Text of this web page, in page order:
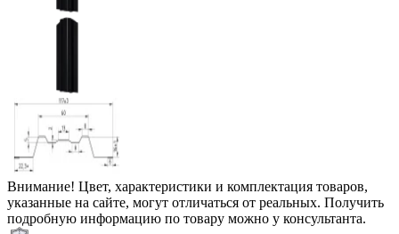
Внимание! Цвет, характеристики и комплектация товаров,
указанные на сайте, могут отличаться от реальных. Получить
подробную информацию по товару можно у консультанта.